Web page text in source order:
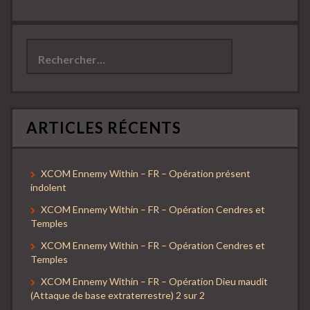
ARTICLES RÉCENTS
XCOM Ennemy Within – FR – Opération présent
indolent
XCOM Ennemy Within – FR – Opération Cendres et
Temples
XCOM Ennemy Within – FR – Opération Cendres et
Temples
XCOM Ennemy Within – FR – Opération Dieu maudit
(Attaque de base extraterrestre) 2 sur 2